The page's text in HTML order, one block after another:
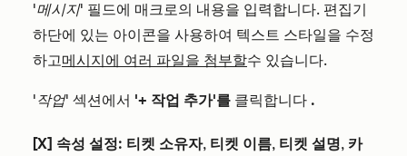
'메시지' 필드에 매크로의 내용을 입력합니다. 편집기
하단에 있는 아이콘을 사용하여 텍스트 스타일을 수정
하고메시지에 여러 파일을 첨부할수 있습니다.
'작업' 섹션에서 '+ 작업 추가'를 클릭합니다 .
[X] 속성 설정: 티켓 소유자, 티켓 이름, 티켓 설명, 카